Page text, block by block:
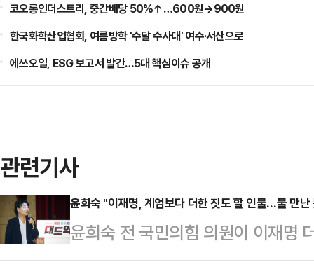
코오롱인더스트리, 중간배당 50%↑…600원→900원
한국화학산업협회, 여름방학 '수달 수사대' 여수·서산으로
에쓰오일, ESG 보고서 발간…5대 핵심이슈 공개
관련기사
윤희숙 "이재명, 계엄보다 더한 짓도 할 인물…물 만난
윤희숙 전 국민의힘 의원이 이재명
통령 놀이를 시작했다"며 원색적으